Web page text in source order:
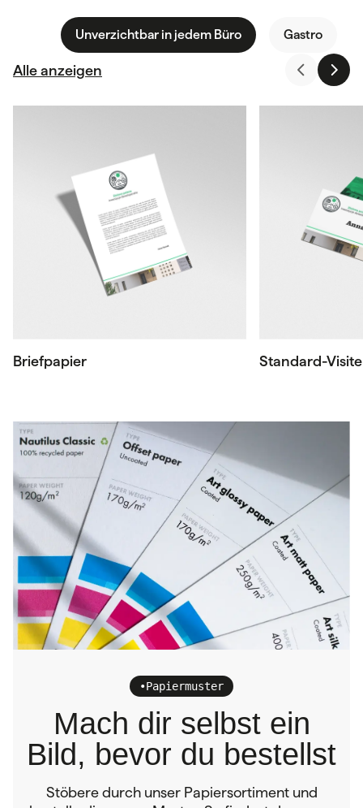
Unverzichtbar in jedem Büro Gastro
Alle anzeigen
Briefpapier Standard-
•Papiermuster
Mach dir selbst ein
Bild, bevor du bestellst
Stöbere durch unser Papiersortiment und